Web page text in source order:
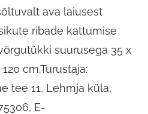
ava laiusest
ribade kattumise
suurusega 35 x
cm.Turustaja:
tee 11, Lehmja küla,
E-